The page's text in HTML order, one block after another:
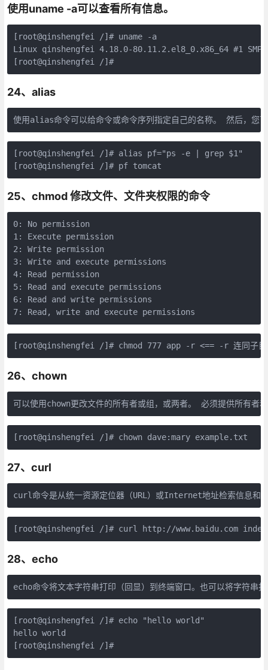
使用uname -a可以查看所有信息。
[root@qinshengfei /]# uname -a
Linux qinshengfei 4.18.0-80.11.2.el8_0.x86_64 #1 SMP
24、alias
[root@qinshengfei /]# alias pf="ps -e | grep $1"
25、chmod 修改文件、文件夹权限的命令
0: No permission
1: Execute permission
2: Write permission
3: Write and execute permissions
4: Read permission
5: Read and execute permissions
6: Read and write permissions
7: Read, write and execute permissions
26、chown
[root@qinshengfei /]# chown dave:mary example.txt
27、curl
28、echo
[root@qinshengfei /]# echo "hello world"
hello world
[root@qinshengfei /]#